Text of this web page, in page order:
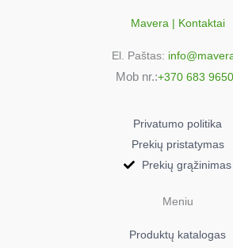
Mavera | Kontaktai
El. Paštas:
Mob nr.:+370 683
Privatumo politika
Prekių pristatymas
Prekių grąžinimas
Meniu
Produktų katalogas